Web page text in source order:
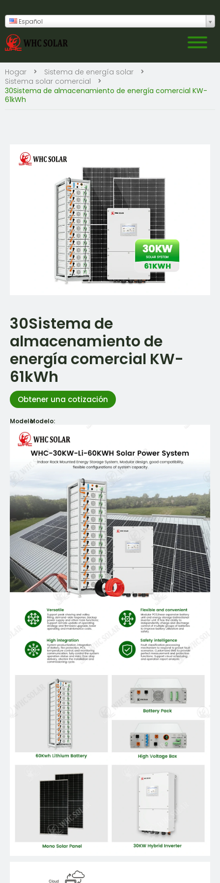
Español
Hogar
Sistema de energía solar
Sistema solar comercial
30Sistema de almacenamiento de energía comercial KW-
61kWh
30Sistema de
almacenamiento de
energía comercial KW-
61kWh
Obtener una cotización
Modelo:Modelo: